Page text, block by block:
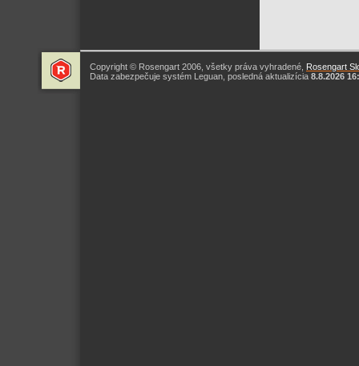
Copyright © Rosengart 2006, všetky práva vyhradené, Rosengart
Data zabezpečuje systém Leguan, posledná aktualizícia 8.8.2026